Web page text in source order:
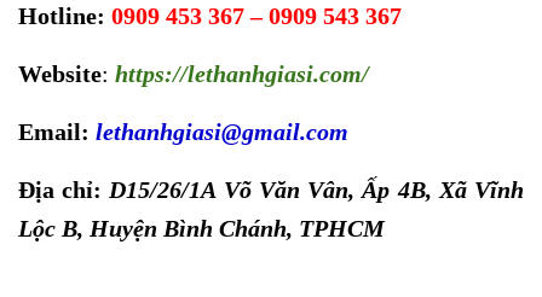
Hotline: 0909 453 367 – 0909 543 367
Website: https://lethanhgiasi.com/
Email: lethanhgiasi@gmail.com
Địa chỉ: D15/26/1A Võ Văn Vân, Ấp 4B, Xã Vĩnh
Lộc B, Huyện Bình Chánh, TPHCM